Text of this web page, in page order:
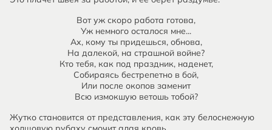
Вот уж скоро работа готова,
Уж немного осталося мне...
Ах, кому ты придешься, обнова,
На далекой, на страшной войне?
Кто тебя, как под праздник, наденет,
Собираясь бестрепетно в бой,
Или после окопов заменит
Всю измокшую ветошь тобой?
Жутко становится от представления, как эту белоснежную